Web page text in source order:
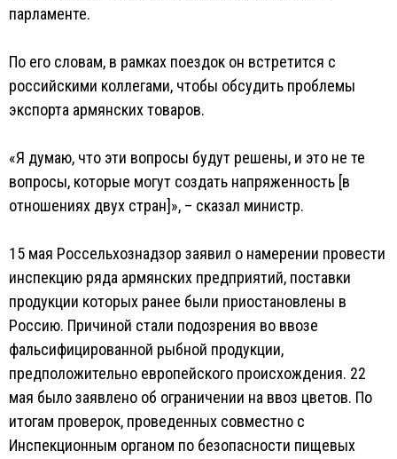
парламенте.
По его словам, в рамках поездок он встретится с
российскими коллегами, чтобы обсудить проблемы
экспорта армянских товаров.
«Я думаю, что эти вопросы будут решены, и это не те
вопросы, которые могут создать напряженность [в
отношениях двух стран]», – сказал министр.
15 мая Россельхознадзор заявил о намерении провести
инспекцию ряда армянских предприятий, поставки
продукции которых ранее были приостановлены в
Россию. Причиной стали подозрения во ввозе
фальсифицированной рыбной продукции,
предположительно европейского происхождения. 22
мая было заявлено об ограничении на ввоз цветов. По
итогам проверок, проведенных совместно с
Инспекционным органом по безопасности пищевых